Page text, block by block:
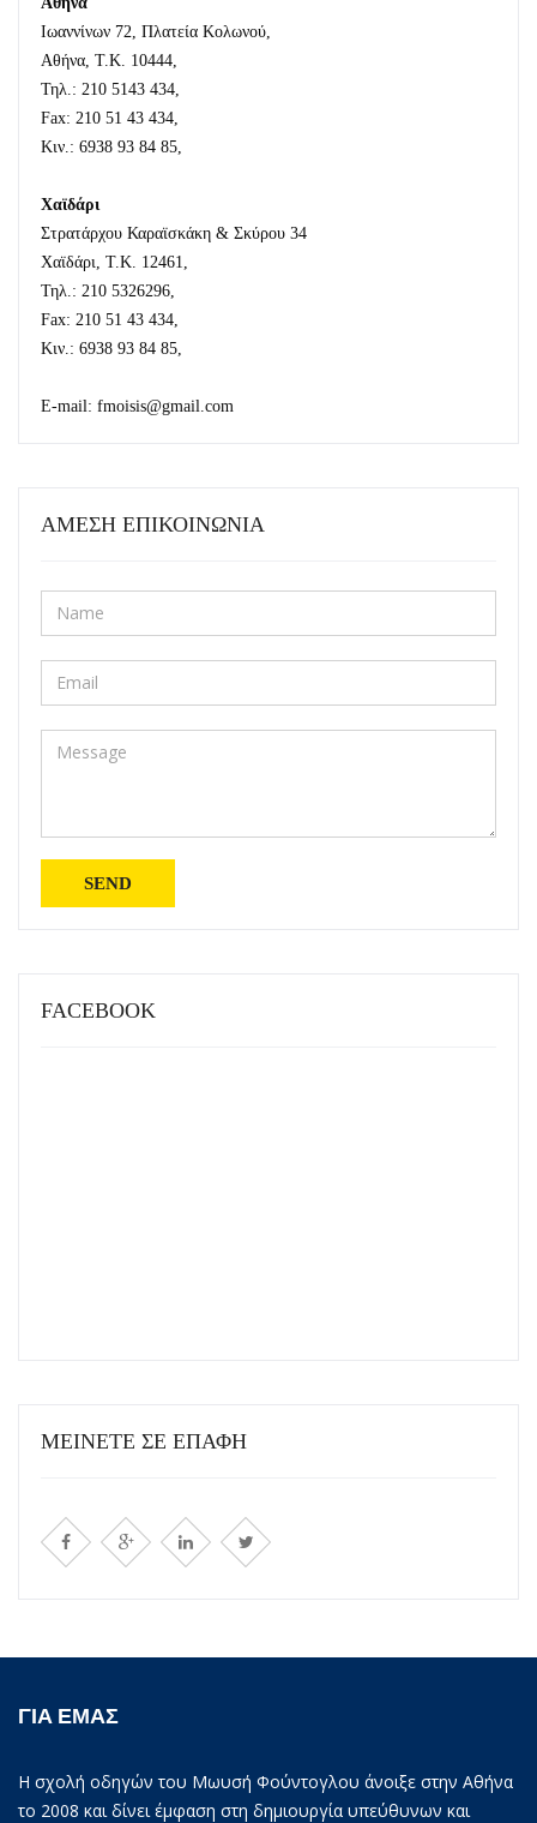
Ιωαννίνων 72, Πλατεία Κολωνού,
Αθήνα, Τ.Κ. 10444,
Τηλ.: 210 5143 434,
Fax: 210 51 43 434,
Κιν.: 6938 93 84 85,
Χαϊδάρι
Στρατάρχου Καραϊσκάκη & Σκύρου 34
Χαϊδάρι, Τ.Κ. 12461,
Τηλ.: 210 5326296,
Fax: 210 51 43 434,
Κιν.: 6938 93 84 85,
E-mail: fmoisis@gmail.com
ΑΜΕΣΗ ΕΠΙΚΟΙΝΩΝΙΑ
FACEBOOK
ΜΕΙΝΕΤΕ ΣΕ ΕΠΑΦΗ
ΓΙΑ ΕΜΑΣ
Η σχολή οδηγών του Μωυσή Φούντογλου άνοιξε στην Αθήνα
το 2008 και δίνει έμφαση στη δημιουργία υπεύθυνων και